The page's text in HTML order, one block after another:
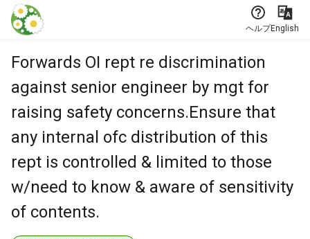
本文に飛ぶ
ヘルプEnglish
Forwards OI rept re discrimination
against senior engineer by mgt for
raising safety concerns.Ensure that
any internal ofc distribution of this
rept is controlled & limited to those
w/need to know & aware of sensitivity
of contents.